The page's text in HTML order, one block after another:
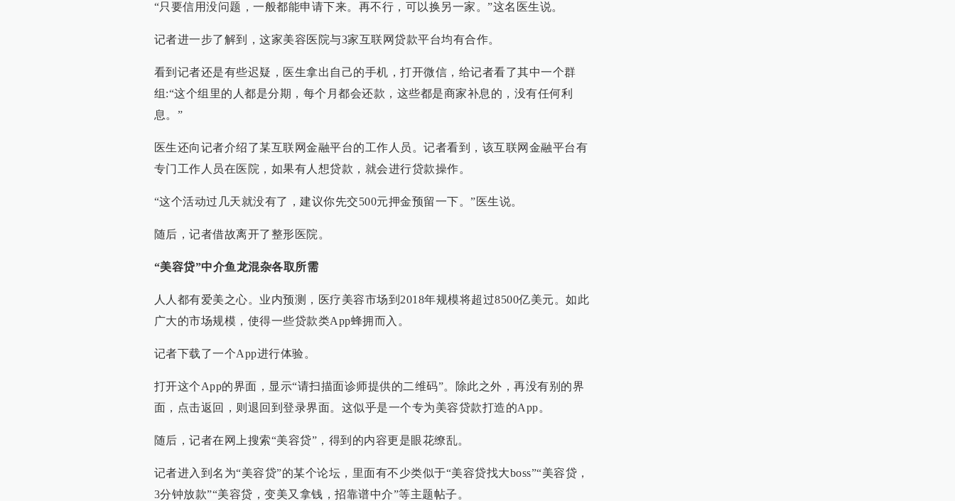
“只要信用没问题，一般都能申请下来。再不行，可以换另一家。”这名医生说。
记者进一步了解到，这家美容医院与3家互联网贷款平台均有合作。
看到记者还是有些迟疑，医生拿出自己的手机，打开微信，给记者看了其中一个群
组:“这个组里的人都是分期，每个月都会还款，这些都是商家补息的，没有任何利
息。”
医生还向记者介绍了某互联网金融平台的工作人员。记者看到，该互联网金融平台有
专门工作人员在医院，如果有人想贷款，就会进行贷款操作。
“这个活动过几天就没有了，建议你先交500元押金预留一下。”医生说。
随后，记者借故离开了整形医院。
“美容贷”中介鱼龙混杂各取所需
人人都有爱美之心。业内预测，医疗美容市场到2018年规模将超过8500亿美元。如此
广大的市场规模，使得一些贷款类App蜂拥而入。
记者下载了一个App进行体验。
打开这个App的界面，显示“请扫描面诊师提供的二维码”。除此之外，再没有别的界
面，点击返回，则退回到登录界面。这似乎是一个专为美容贷款打造的App。
随后，记者在网上搜索“美容贷”，得到的内容更是眼花缭乱。
记者进入到名为“美容贷”的某个论坛，里面有不少类似于“美容贷找大boss”“美容贷，
3分钟放款”“美容贷，变美又拿钱，招靠谱中介”等主题帖子。